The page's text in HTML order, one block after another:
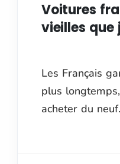
Voitures
vieilles que
Les Français
plus
acheter du neuf.